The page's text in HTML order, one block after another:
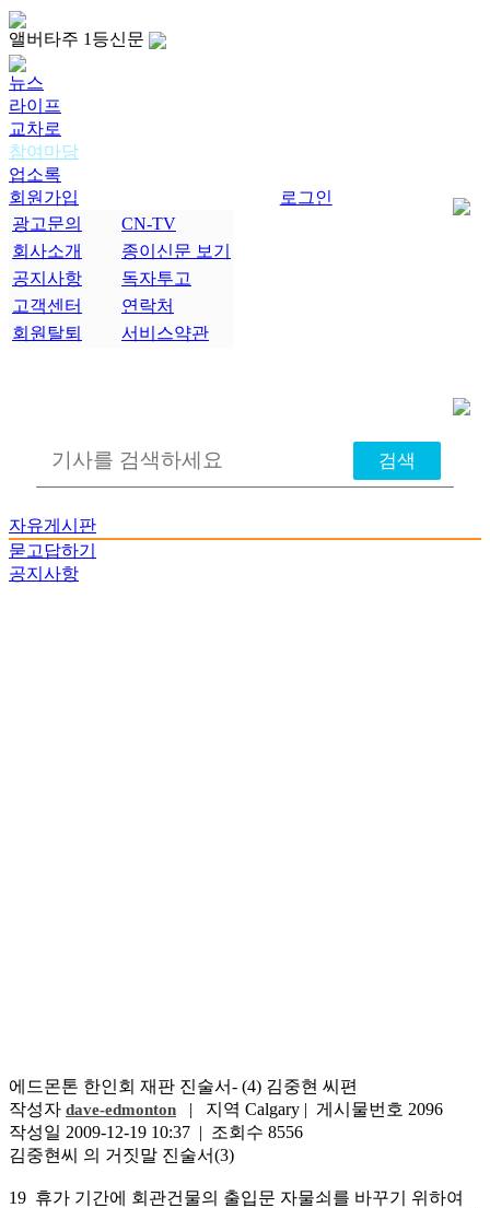
앨버타주 1등신문
뉴스
라이프
교차로
참여마당
업소록
회원가입
로그인
광고문의
CN-TV
회사소개
종이신문 보기
공지사항
독자투고
고객센터
연락처
회원탈퇴
서비스약관
자유게시판
묻고답하기
공지사항
에드몬톤 한인회 재판 진술서- (4) 김중현 씨편
작성자 dave-edmonton | 지역 Calgary | 게시물번호 2096
작성일 2009-12-19 10:37 | 조회수 8556
김중현씨 의 거짓말 진술서(3)
19 휴가 기간에 회관건물의 출입문 자물쇠를 바꾸기 위하여